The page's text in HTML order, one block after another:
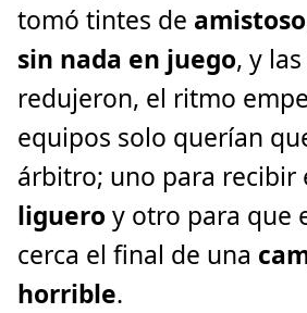
tomó tintes de amistoso
sin nada en juego, y
redujeron, el ritmo
equipos solo querían
árbitro; uno para recibir
ligueroy otro para que
cerca el final de una
horrible.